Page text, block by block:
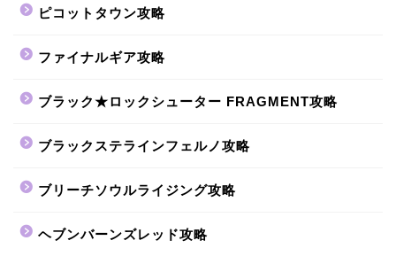
ピコットタウン攻略
ファイナルギア攻略
ブラック★ロックシューター FRAGMENT攻略
ブラックステラインフェルノ攻略
ブリーチソウルライジング攻略
ヘブンバーンズレッド攻略